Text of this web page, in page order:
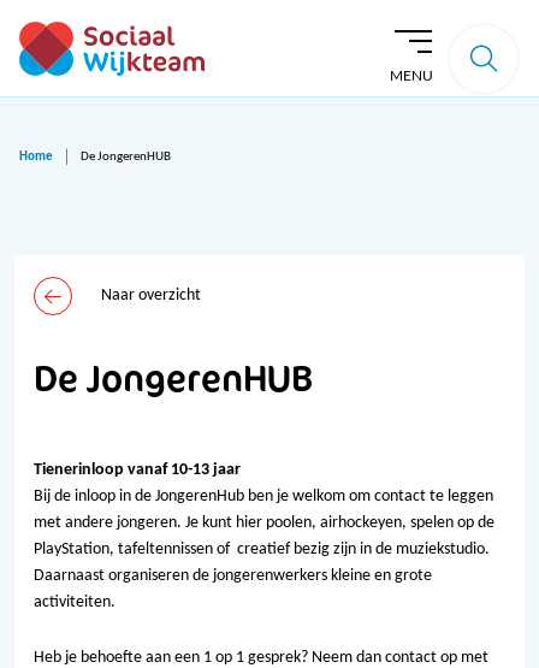
MENU
Home De JongerenHUB
Naar overzicht
De JongerenHUB
Tienerinloop vanaf 10-13 jaar
Bij de inloop in de JongerenHub ben je welkom om contact te leggen
met andere jongeren. Je kunt hier poolen, airhockeyen, spelen op de
PlayStation, tafeltennissen of creatief bezig zijn in de muziekstudio.
Daarnaast organiseren de jongerenwerkers kleine en grote
activiteiten.
Heb je behoefte aan een 1 op 1 gesprek? Neem dan contact op met